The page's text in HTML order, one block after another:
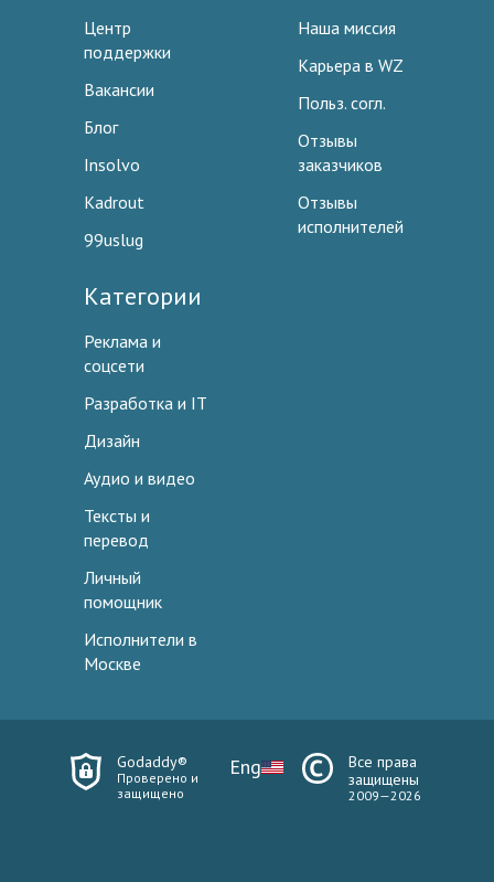
Центр
поддержки
Вакансии
Блог
Insolvo
Kadrout
99uslug
Наша миссия
Карьера в WZ
Польз. согл.
Отзывы
заказчиков
Отзывы
исполнителей
Категории
Реклама и
соцсети
Разработка и IT
Дизайн
Аудио и видео
Тексты и
перевод
Личный
помощник
Исполнители в
Москве
Godaddy®
Проверено и
защищено
Eng
Все права
защищены
2009—2026